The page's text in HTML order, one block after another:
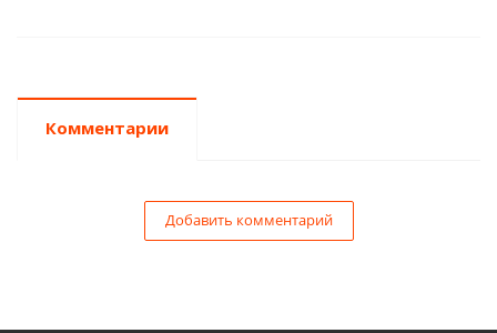
Комментарии
Добавить комментарий